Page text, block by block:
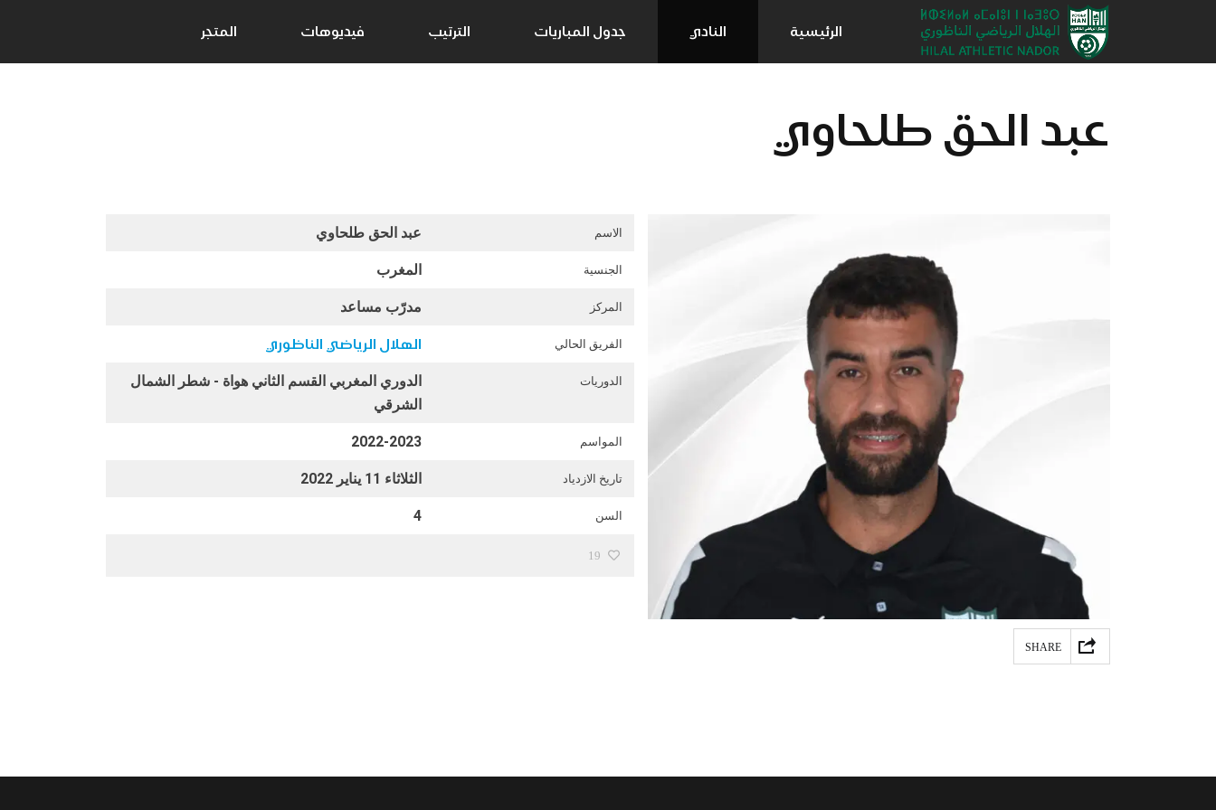
الرئيسية النادي جدول المباريات الترتيب فيديوهات المتجر
عبد الحق طلحاوي
الاسم عبد الحق طلحاوي
الجنسية المغرب
المركز مدرّب مساعد
الفريق الحالي الهلال الرياضي الناظوري
الدوريات
الدوري المغربي القسم الثاني هواة - شطر الشمال
الشرقي
المواسم 2022-2023
تاريخ الازدياد الثلاثاء 11 يناير 2022
السن 4
19
SHARE